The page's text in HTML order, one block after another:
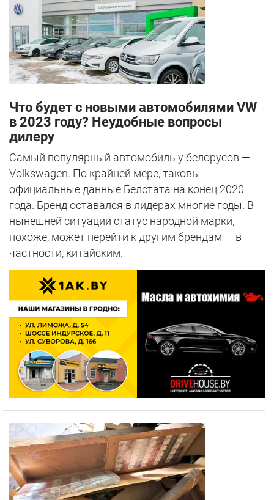
Что будет с новыми автомобилями VW
в 2023 году? Неудобные вопросы
дилеру
Самый популярный автомобиль у белорусов —
Volkswagen. По крайней мере, таковы
официальные данные Белстата на конец 2020
года. Бренд оставался в лидерах многие годы. В
нынешней ситуации статус народной марки,
похоже, может перейти к другим брендам — в
частности, китайским.